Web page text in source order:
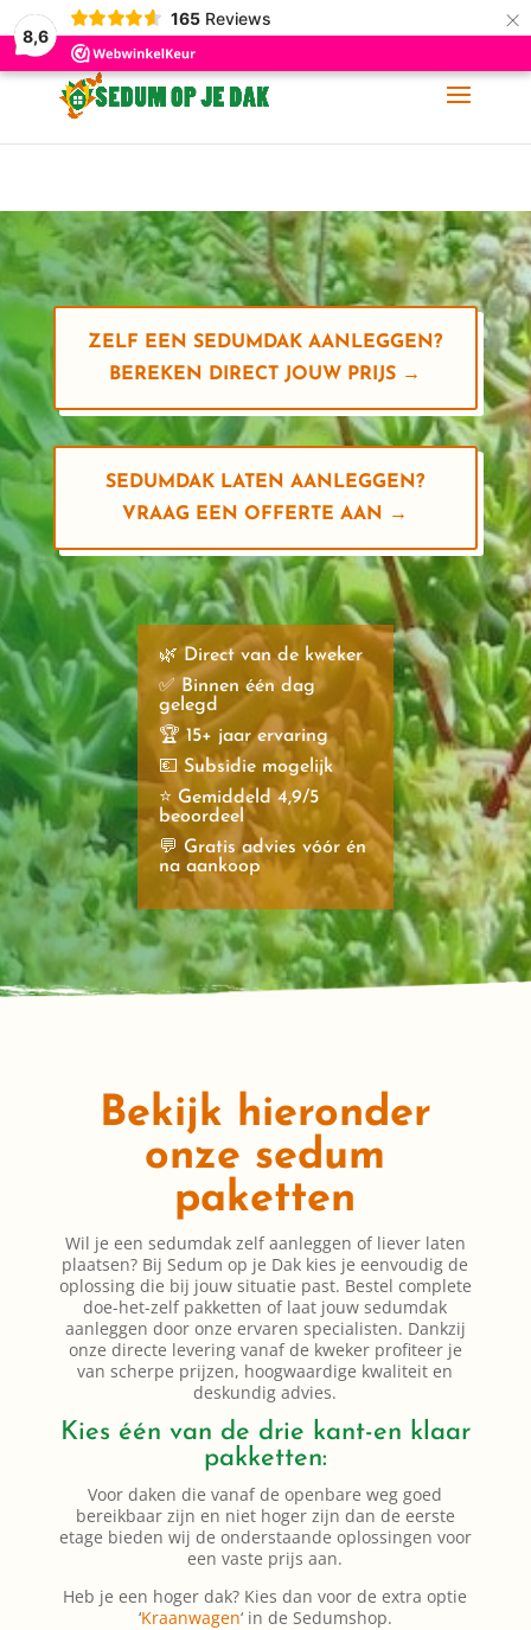
8,6
165 Reviews ×
06-11 88 62 60 info@sedumopjedak.nl
ZELF EEN SEDUMDAK AANLEGGEN?
BEREKEN DIRECT JOUW PRIJS →
SEDUMDAK LATEN AANLEGGEN?
VRAAG EEN OFFERTE AAN →
🌿 Direct van de kweker
✅ Binnen één dag
gelegd
🏆 15+ jaar ervaring
💶 Subsidie mogelijk
⭐ Gemiddeld 4,9/5
beoordeel
💬 Gratis advies vóór én
na aankoop
Bekijk hieronder
onze sedum
paketten
Wil je een sedumdak zelf aanleggen of liever laten
plaatsen? Bij Sedum op je Dak kies je eenvoudig de
oplossing die bij jouw situatie past. Bestel complete
doe-het-zelf pakketten of laat jouw sedumdak
aanleggen door onze ervaren specialisten. Dankzij
onze directe levering vanaf de kweker profiteer je
van scherpe prijzen, hoogwaardige kwaliteit en
deskundig advies.
Kies één van de drie kant-en klaar
pakketten:
Voor daken die vanaf de openbare weg goed
bereikbaar zijn en niet hoger zijn dan de eerste
etage bieden wij de onderstaande oplossingen voor
een vaste prijs aan.
Heb je een hoger dak? Kies dan voor de extra optie
‘Kraanwagen‘ in de Sedumshop.